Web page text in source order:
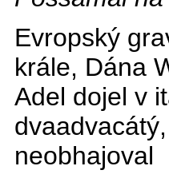
Evropský
krále, Dána
Adel dojel v
neobhajoval